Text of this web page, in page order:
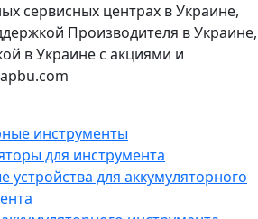
сервисных центрах в Украине,
Производителя в Украине,
в Украине с акциями и
инструменты
для инструмента
устройства для аккумуляторного